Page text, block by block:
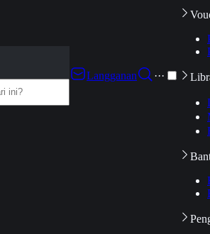
Langganan
···